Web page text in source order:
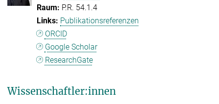
P.R. 54.1.4
Publikationsreferenzen
ORCID
Google Scholar
ResearchGate
Wissenschaftler:innen